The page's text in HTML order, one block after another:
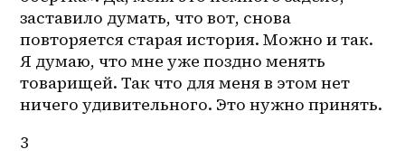
заставило думать, что вот, снова
повторяется старая история. Можно и так.
Я думаю, что мне уже поздно менять
товарищей. Так что для меня в этом нет
3